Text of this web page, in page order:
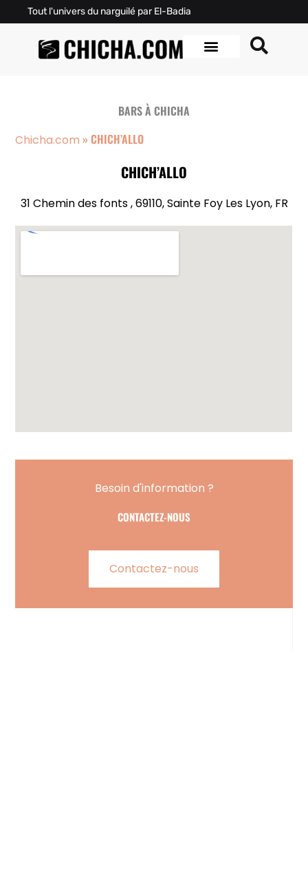
Tout l'univers du narguilé par El-Badia
BARS À CHICHA
Chicha.com »CHICH’ALLO
CHICH’ALLO
31 Chemin des fonts , 69110, Sainte Foy Les Lyon, FR
Besoin d'information ?
CONTACTEZ-NOUS
Contactez-nous